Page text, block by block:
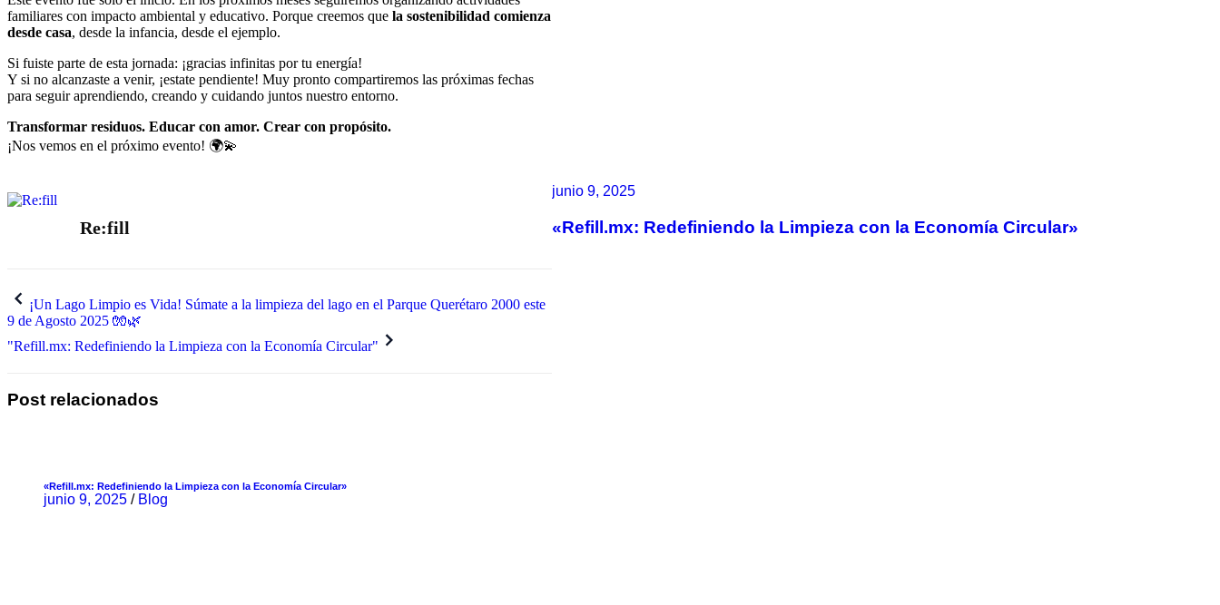
familiares con impacto ambiental y educativo. Porque creemos que la sostenibilidad comienza
desde casa, desde la infancia, desde el ejemplo.
Si fuiste parte de esta jornada: ¡gracias infinitas por tu energía!
Y si no alcanzaste a venir, ¡estate pendiente! Muy pronto compartiremos las próximas fechas
para seguir aprendiendo, creando y cuidando juntos nuestro entorno.
Transformar residuos. Educar con amor. Crear con propósito.
¡Nos vemos en el próximo evento! 🌍💫
Re:fill
¡Un Lago Limpio es Vida! Súmate a la limpieza del lago en el Parque Querétaro 2000 este
9 de Agosto 2025 🧤🌿
"Refill.mx: Redefiniendo la Limpieza con la Economía Circular"
Post relacionados
«Refill.mx: Redefiniendo la Limpieza con la Economía Circular»
junio 9, 2025 / Blog
junio 9, 2025
«Refill.mx: Redefiniendo la Limpieza con la Economía Circular»